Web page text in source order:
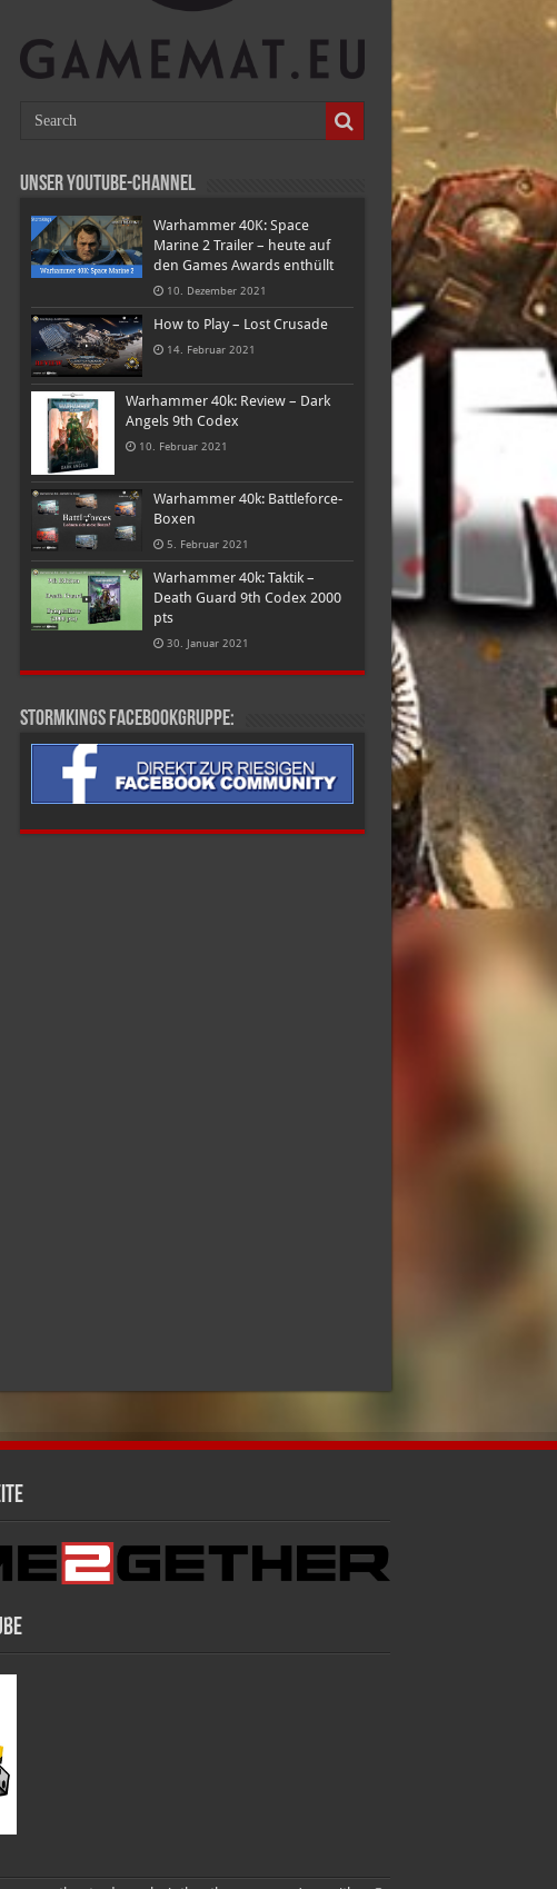
Unser Youtube-Channel
Warhammer 40K: Space
Marine 2 Trailer – heute auf
den Games Awards enthüllt
10. Dezember 2021
How to Play – Lost Crusade
14. Februar 2021
Warhammer 40k: Review – Dark
Angels 9th Codex
10. Februar 2021
Warhammer 40k: Battleforce-
Boxen
5. Februar 2021
Warhammer 40k: Taktik –
Death Guard 9th Codex 2000
pts
30. Januar 2021
Stormkings Facebookgruppe: